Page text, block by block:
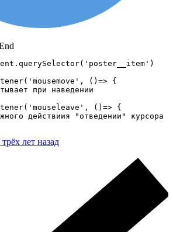
()=> {
при наведении
()=> {
действиия "отведении" курсора
лет назад